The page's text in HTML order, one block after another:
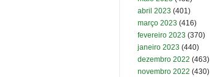
abril 2023 (401)
março 2023 (416)
fevereiro 2023 (370)
janeiro 2023 (440)
dezembro 2022 (463)
novembro 2022 (430)